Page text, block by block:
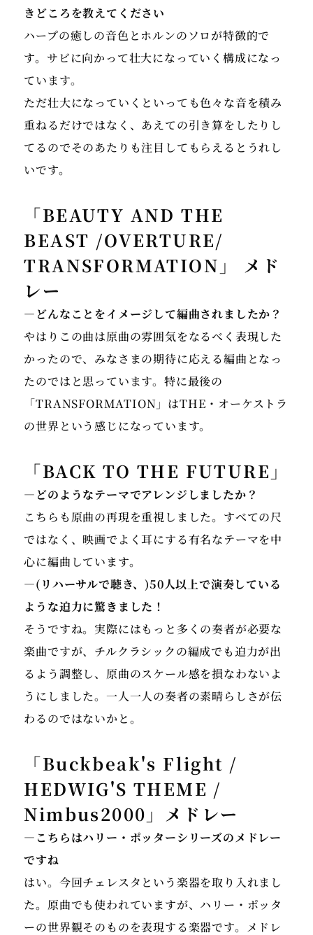
きどころを教えてください
ハープの癒しの音色とホルンのソロが特徴的で
す。サビに向かって壮大になっていく構成になっ
ています。
ただ壮大になっていくといっても色々な音を積み
重ねるだけではなく、あえての引き算をしたりし
てるのでそのあたりも注目してもらえるとうれし
いです。
「BEAUTY AND THE
BEAST /OVERTURE/
TRANSFORMATION」 メド
レー
―どんなことをイメージして編曲されましたか？
やはりこの曲は原曲の雰囲気をなるべく表現した
かったので、みなさまの期待に応える編曲となっ
たのではと思っています。特に最後の
「TRANSFORMATION」はTHE・オーケストラ
の世界という感じになっています。
「BACK TO THE FUTURE」
―どのようなテーマでアレンジしましたか？
こちらも原曲の再現を重視しました。すべての尺
ではなく、映画でよく耳にする有名なテーマを中
心に編曲しています。
―(リハーサルで聴き、)50人以上で演奏している
ような迫力に驚きました！
そうですね。実際にはもっと多くの奏者が必要な
楽曲ですが、チルクラシックの編成でも迫力が出
るよう調整し、原曲のスケール感を損なわないよ
うにしました。一人一人の奏者の素晴らしさが伝
わるのではないかと。
「Buckbeak's Flight /
HEDWIG'S THEME /
Nimbus2000」メドレー
―こちらはハリー・ポッターシリーズのメドレー
ですね
はい。今回チェレスタという楽器を取り入れまし
た。原曲でも使われていますが、ハリー・ポッタ
ーの世界観そのものを表現する楽器です。メドレ